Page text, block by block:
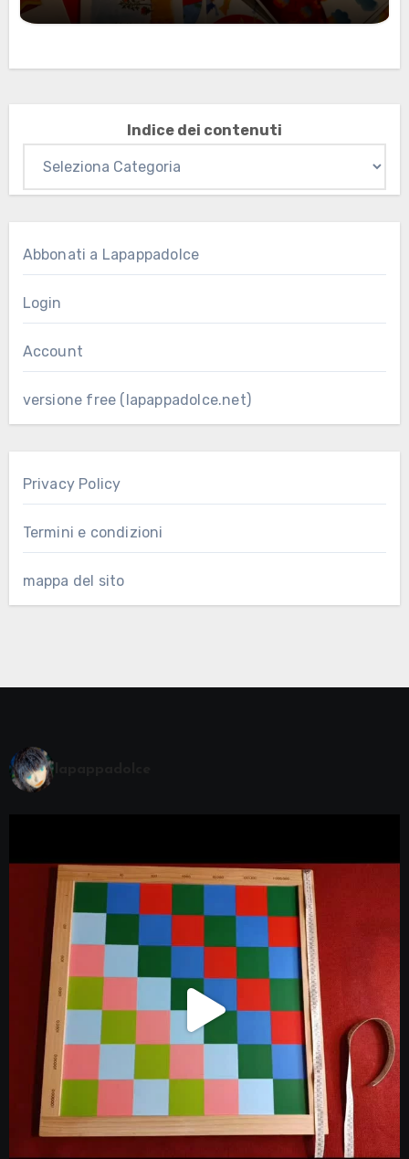
Marzo 2026: nuovi materiali stampabili
per gli abbonati
Indice dei contenuti
Abbonati a Lapappadolce
Login
Account
versione free (lapappadolce.net)
Privacy Policy
Termini e condizioni
mappa del sito